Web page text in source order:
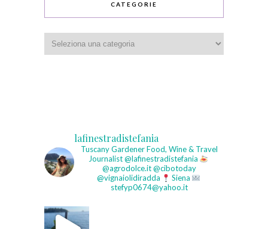
CATEGORIE
lafinestradistefania
Tuscany GardenerFood, Wine & Travel
Journalist@lafinestradistefania
@agrodolce.it @cibotoday
@vignaiolidiradda
Siena
stefyp0674@yahoo.it